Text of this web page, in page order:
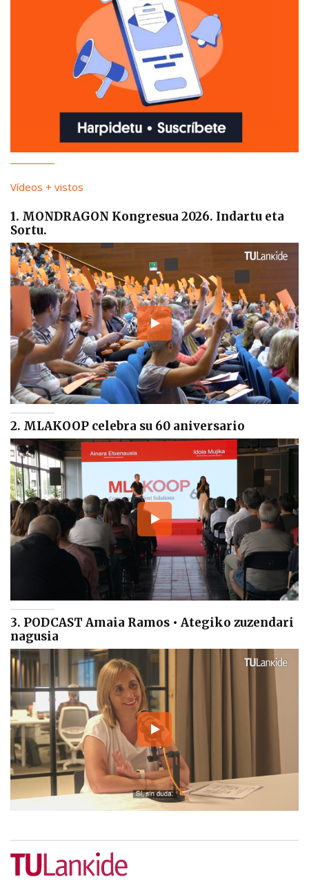
Vídeos + vistos
1. MONDRAGON Kongresua 2026. Indartu eta
Sortu.
2. MLAKOOP celebra su 60 aniversario
3. PODCAST Amaia Ramos • Ategiko zuzendari
nagusia